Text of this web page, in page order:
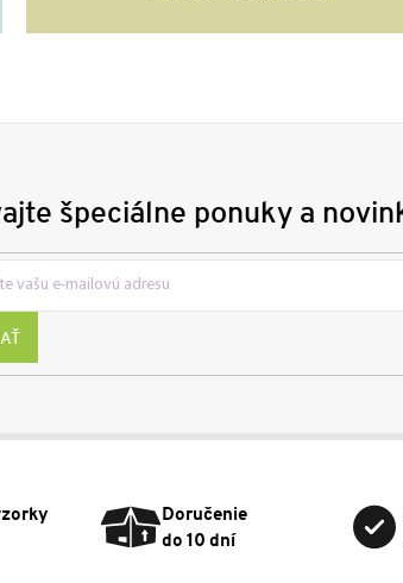
špeciálne ponuky a
Doručenie
do 10 dní